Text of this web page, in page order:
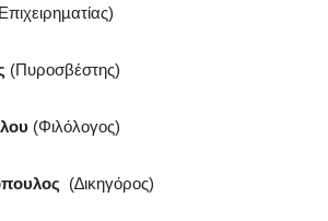
(Πυροσβέστης)
(Φιλόλογος)
(∆ικηγόρος)